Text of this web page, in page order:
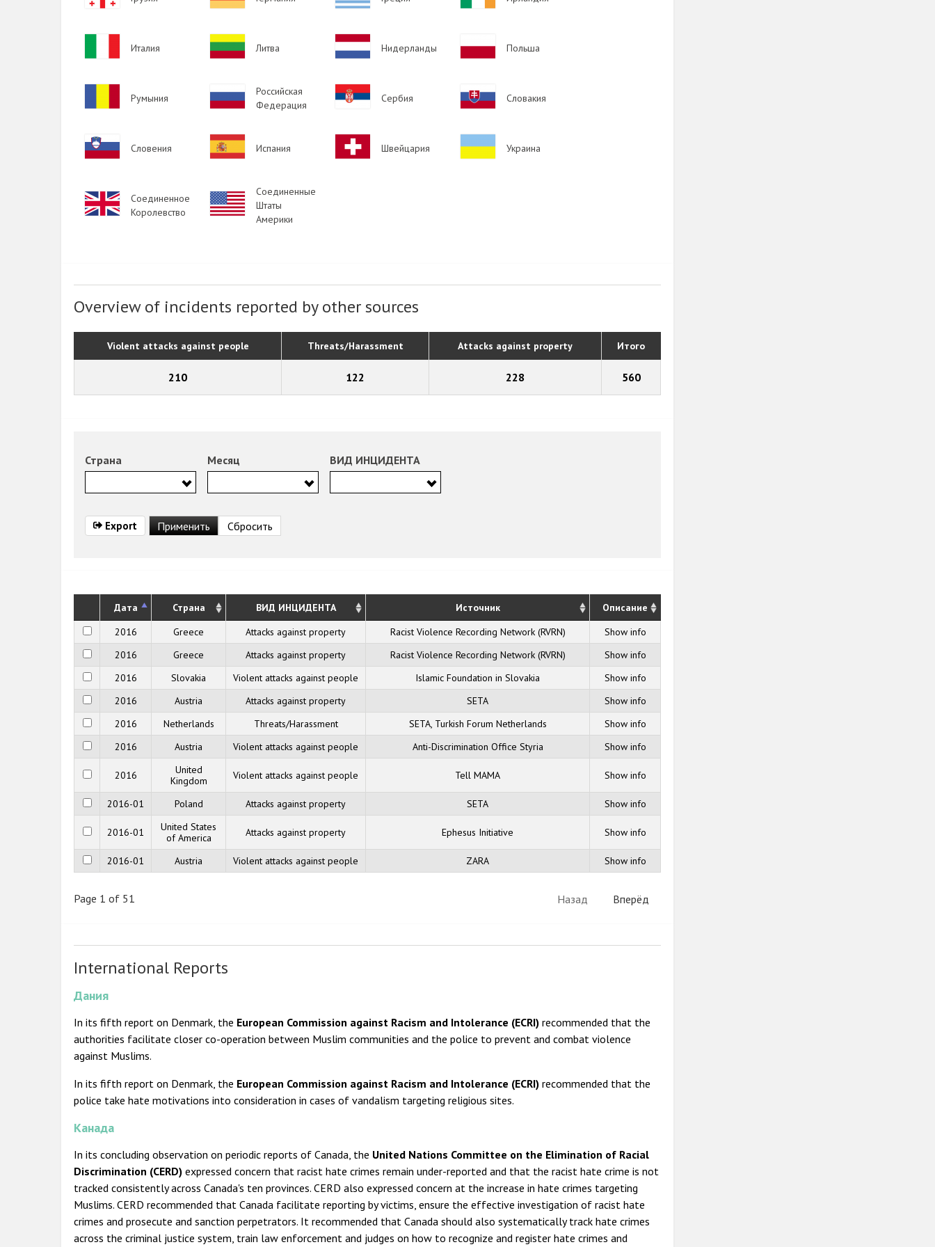
Италия
Image
Литва
Image
Нидерланды Польша
Румыния
Image
Российская
Федерация
Image
Сербия
Image
Словакия
Image
Словения
Image
Испания
Image
Швейцария Украина
Image
Соединенное
Королевство
Image
Соединенные
Штаты
Америки
Overview of incidents reported by other sources
Violent attacks against people Threats/Harassment Attacks against property Итого
210 122 228 560
Страна Месяц ВИД ИНЦИДЕНТА
Export
Дата Страна ВИД ИНЦИДЕНТА Источник
Описание
2016
Greece Attacks against property Racist Violence Recording Network (RVRN)
Show info
2016
Greece Attacks against property Racist Violence Recording Network (RVRN)
Show info
2016
Slovakia Violent attacks against people Islamic Foundation in Slovakia
Show info
2016
Austria Attacks against property SETA
Show info
2016
Netherlands Threats/Harassment SETA, Turkish Forum Netherlands
Show info
2016
Austria Violent attacks against people Anti-Discrimination Office Styria Show info
2016
United
Kingdom
Violent attacks against people Tell MAMA Show info
2016-01 Poland Attacks against property SETA Show info
2016-01
United States
of America
Attacks against property Ephesus Initiative Show info
2016-01 Austria Violent attacks against people ZARA Show info
Page 1 of 51 Назад Вперёд
International Reports
Дания
In its fifth report on Denmark, the European Commission against Racism and Intolerance (ECRI) recommended that the
authorities facilitate closer co-operation between Muslim communities and the police to prevent and combat violence
against Muslims.
In its fifth report on Denmark, the European Commission against Racism and Intolerance (ECRI) recommended that the
police take hate motivations into consideration in cases of vandalism targeting religious sites.
Канада
In its concluding observation on periodic reports of Canada, the United Nations Committee on the Elimination of Racial
Discrimination (CERD) expressed concern that racist hate crimes remain under-reported and that the racist hate crime is not
tracked consistently across Canada's ten provinces. CERD also expressed concern at the increase in hate crimes targeting
Muslims. CERD recommended that Canada facilitate reporting by victims, ensure the effective investigation of racist hate
crimes and prosecute and sanction perpetrators. It recommended that Canada should also systematically track hate crimes
across the criminal justice system, train law enforcement and judges on how to recognize and register hate crimes and